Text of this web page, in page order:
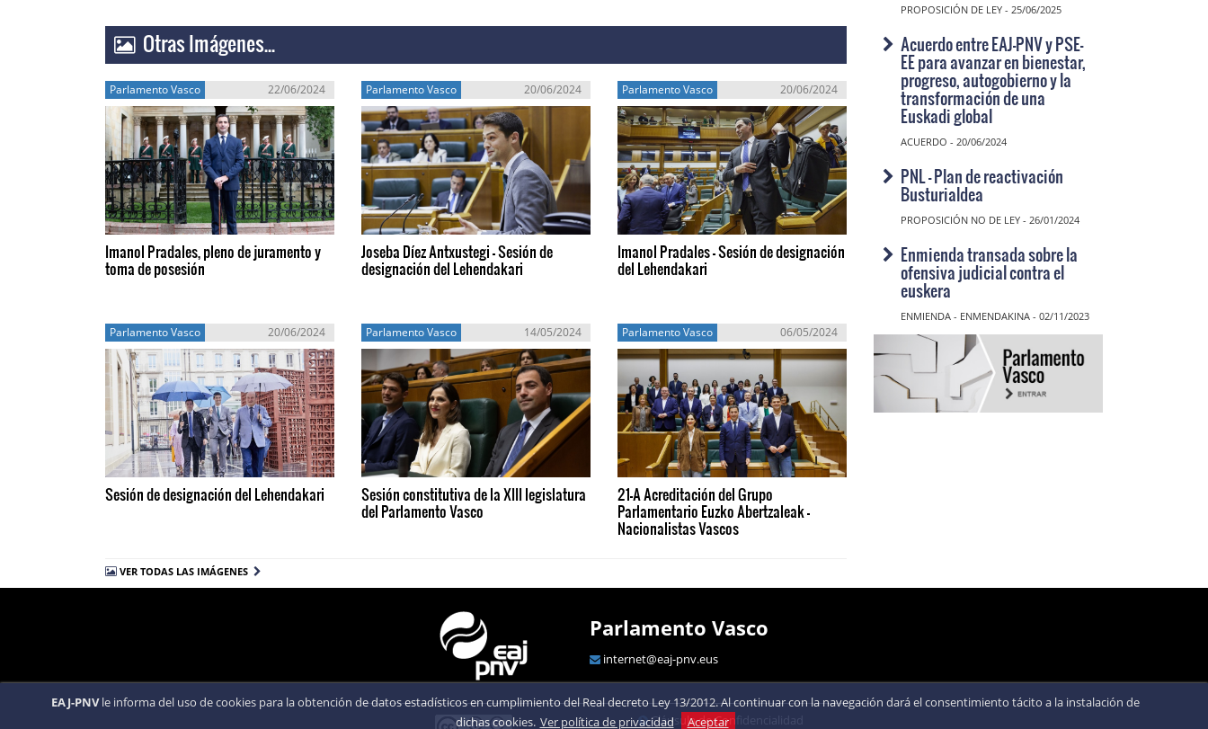
Otras Imágenes...
Parlamento Vasco 22/06/2024
Imanol Pradales, pleno de juramento y
toma de posesión
Parlamento Vasco 20/06/2024
Joseba Díez Antxustegi - Sesión de
designación del Lehendakari
Parlamento Vasco 20/06/2024
Imanol Pradales - Sesión de designación
del Lehendakari
Parlamento Vasco 20/06/2024
Sesión de designación del Lehendakari
Parlamento Vasco 14/05/2024
Sesión constitutiva de la XIII legislatura
del Parlamento Vasco
Parlamento Vasco 06/05/2024
21-A Acreditación del Grupo
Parlamentario Euzko Abertzaleak -
Nacionalistas Vascos
VER TODAS LAS IMÁGENES
PROPOSICIÓN DE LEY - 25/06/2025
Acuerdo entre EAJ-PNV y PSE-
EE para avanzar en bienestar,
progreso, autogobierno y la
transformación de una
Euskadi global
ACUERDO - 20/06/2024
PNL - Plan de reactivación
Busturialdea
PROPOSICIÓN NO DE LEY - 26/01/2024
Enmienda transada sobre la
ofensiva judicial contra el
euskera
ENMIENDA - ENMENDAKINA - 02/11/2023
Parlamento Vasco
internet@eaj-pnv.eus
Cláusula de Confidencialidad
EAJ-PNVle informa del uso de cookies para la obtención de datos estadísticos en cumplimiento del Real decreto Ley 13/2012. Al continuar con la navegación dará el consentimiento tácito a la instalación de
dichas cookies. Ver política de privacidad Aceptar